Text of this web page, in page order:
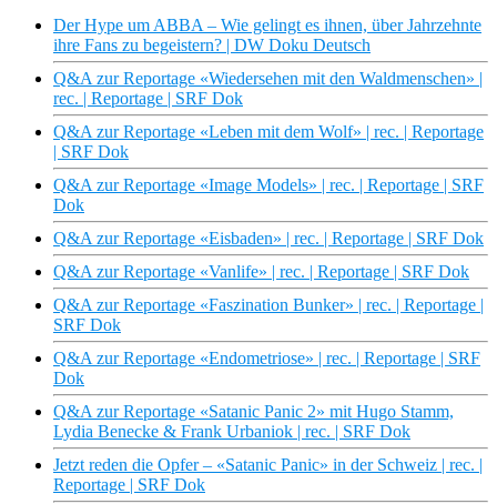
Der Hype um ABBA – Wie gelingt es ihnen, über Jahrzehnte
ihre Fans zu begeistern? | DW Doku Deutsch
Q&A zur Reportage «Wiedersehen mit den Waldmenschen» |
rec. | Reportage | SRF Dok
Q&A zur Reportage «Leben mit dem Wolf» | rec. | Reportage
| SRF Dok
Q&A zur Reportage «Image Models» | rec. | Reportage | SRF
Dok
Q&A zur Reportage «Eisbaden» | rec. | Reportage | SRF Dok
Q&A zur Reportage «Vanlife» | rec. | Reportage | SRF Dok
Q&A zur Reportage «Faszination Bunker» | rec. | Reportage |
SRF Dok
Q&A zur Reportage «Endometriose» | rec. | Reportage | SRF
Dok
Q&A zur Reportage «Satanic Panic 2» mit Hugo Stamm,
Lydia Benecke & Frank Urbaniok | rec. | SRF Dok
Jetzt reden die Opfer – «Satanic Panic» in der Schweiz | rec. |
Reportage | SRF Dok